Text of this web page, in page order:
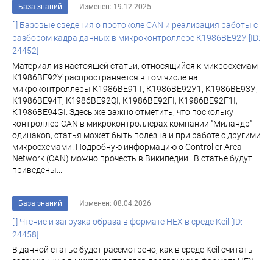
База знаний Изменен: 19.12.2025
[i] Базовые сведения о протоколе CAN и реализация работы с
разбором кадра данных в микроконтроллере К1986BE92У [ID:
24452]
Материал из настоящей статьи, относящийся к микросхемам
К1986ВЕ92У распространяется в том числе на
микроконтроллеры К1986ВЕ91Т, К1986ВЕ92У1, К1986ВЕ93У,
К1986ВЕ94Т, К1986ВЕ92QI, К1986ВЕ92FI, К1986ВЕ92F1I,
К1986ВЕ94GI. Здесь же важно отметить, что поскольку
контроллер CAN в микроконтроллерах компании "Миландр"
одинаков, статья может быть полезна и при работе с другими
микросхемами. Подробную информацию о Controller Area
Network (CAN) можно прочесть в Википедии . В статье будут
приведены...
База знаний Изменен: 08.04.2026
[i] Чтение и загрузка образа в формате HEX в среде Keil [ID:
24458]
В данной статье будет рассмотрено, как в среде Keil считать